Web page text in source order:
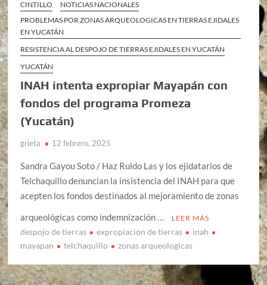
CINTILLO
NOTICIAS NACIONALES
PROBLEMAS POR ZONAS ARQUEOLOGICAS EN TIERRAS EJIDALES
EN YUCATÁN
RESISTENCIA AL DESPOJO DE TIERRAS EJIDALES EN YUCATÁN
YUCATÁN
INAH intenta expropiar Mayapán con
fondos del programa Promeza
(Yucatán)
grieta 12 febrero, 2025
Sandra Gayou Soto / Haz Ruido Las y los ejidatarios de
Telchaquillo denuncian la insistencia del INAH para que
acepten los fondos destinados al mejoramiento de zonas
arqueológicas como indemnización …
LEER MÁS
despojo de tierras expropiacion de tierras
inah
mayapan
telchaquillo zonas arqueologicas